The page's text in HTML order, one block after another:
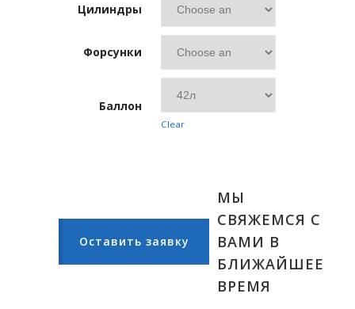
Цилиндры
Форсунки
Баллон
Clear
Оставить заявку
МЫ
СВЯЖЕМСЯ С
ВАМИ В
БЛИЖАЙШЕЕ
ВРЕМЯ